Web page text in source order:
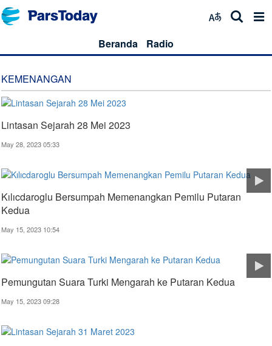
Beranda Radio
KEMENANGAN
Lintasan Sejarah 28 Mei 2023
May 28, 2023 05:33
Kılıcdaroglu Bersumpah Memenangkan Pemilu Putaran
Kedua
May 15, 2023 10:54
Pemungutan Suara Turki Mengarah ke Putaran Kedua
May 15, 2023 09:28